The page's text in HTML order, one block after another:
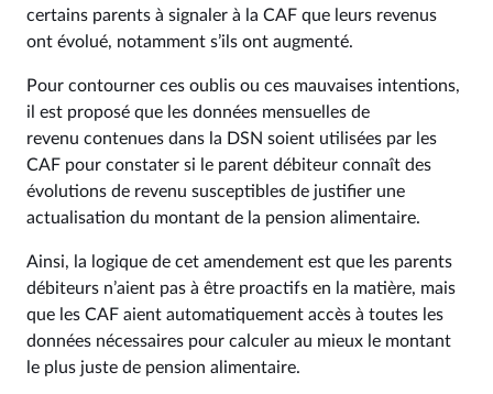
certains parents à signaler à la CAF que leurs revenus
ont évolué, notamment s’ils ont augmenté.
Pour contourner ces oublis ou ces mauvaises intentions,
il est proposé que les données mensuelles de
revenu contenues dans la DSN soient utilisées par les
CAF pour constater si le parent débiteur connaît des
évolutions de revenu susceptibles de justifier une
actualisation du montant de la pension alimentaire.
Ainsi, la logique de cet amendement est que les parents
débiteurs n’aient pas à être proactifs en la matière, mais
que les CAF aient automatiquement accès à toutes les
données nécessaires pour calculer au mieux le montant
le plus juste de pension alimentaire.